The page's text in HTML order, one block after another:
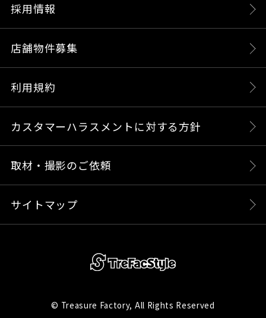
採用情報
店舗物件募集
利用規約
カスタマーハラスメントに対する方針
取材・撮影のご依頼
サイトマップ
© Treasure Factory, All Rights Reserved